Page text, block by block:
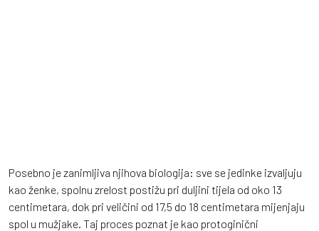
Posebno je zanimljiva njihova biologija: sve se jedinke izvaljuju
kao ženke, spolnu zrelost postižu pri duljini tijela od oko 13
centimetara, dok pri veličini od 17,5 do 18 centimetara mijenjaju
spol u mužjake. Taj proces poznat je kao protoginični